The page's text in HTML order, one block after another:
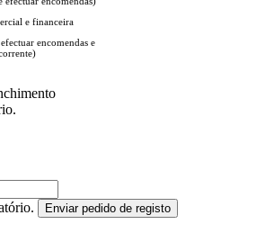
e financeira
encomendas e
Enviar pedido de registo